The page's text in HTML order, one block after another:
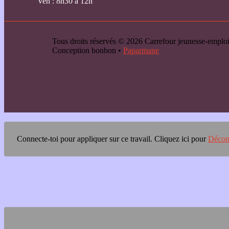
Tous droits réservés © 2026 Carrefour jeunesse-
Conception bonbon • Paparmane
Connecte-toi pour appliquer sur ce travail. Cliquez ici pour